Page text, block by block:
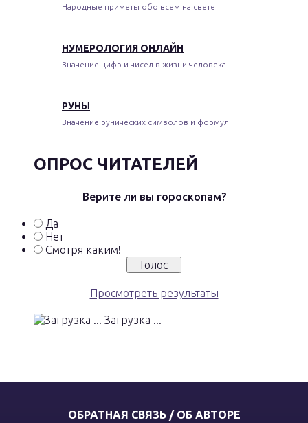
Народные приметы обо всем на свете
НУМЕРОЛОГИЯ ОНЛАЙН
Значение цифр и чисел в жизни человека
РУНЫ
Значение рунических символов и формул
ОПРОС ЧИТАТЕЛЕЙ
Верите ли вы гороскопам?
Да
Нет
Смотря каким!
Просмотреть результаты
Загрузка ...
ОБРАТНАЯ СВЯЗЬ / ОБ АВТОРЕ